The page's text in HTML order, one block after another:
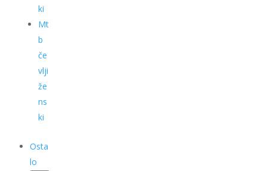
ki
Mt
b
če
vlji
že
ns
ki
Osta
lo